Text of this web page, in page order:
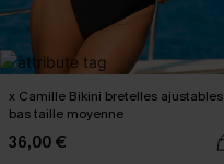
x Camille Bikini bretelles ajustables
bas taille moyenne
36,00 €